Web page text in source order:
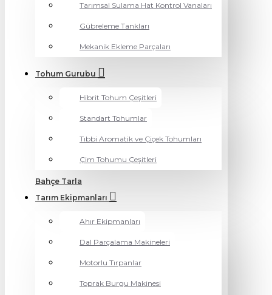
Tarımsal Sulama Hat Kontrol Vanaları
Gübreleme Tankları
Mekanik Ekleme Parçaları
Tohum Gurubu
Hibrit Tohum Çeşitleri
Standart Tohumlar
Tıbbi Aromatik ve Çiçek Tohumları
Çim Tohumu Çeşitleri
Bahçe Tarla
Tarım Ekipmanları
Ahır Ekipmanları
Dal Parçalama Makineleri
Motorlu Tırpanlar
Toprak Burgu Makinesi